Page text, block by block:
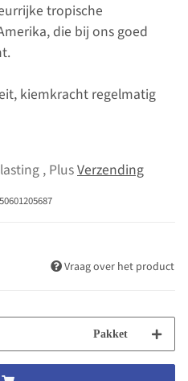
tropische
die bij ons goed
kiemkracht regelmatig
, PlusVerzending
Vraag over het product
Pakket